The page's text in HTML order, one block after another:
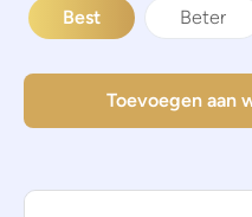
Best Beter
Toevoegen aan